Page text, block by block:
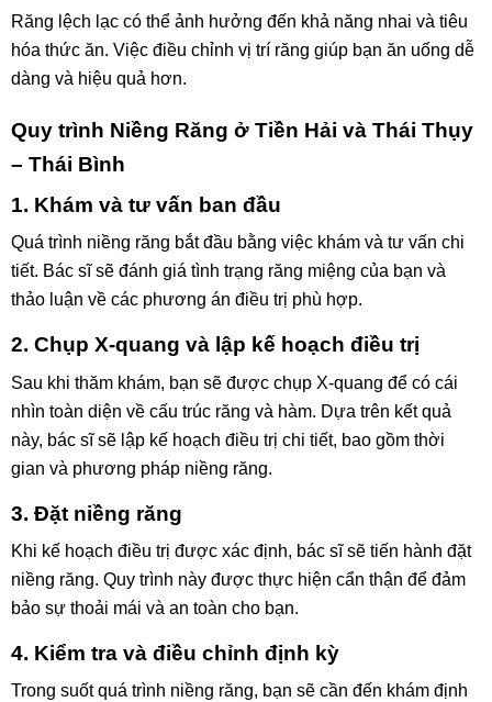
Răng lệch lạc có thể ảnh hưởng đến khả năng nhai và tiêu
hóa thức ăn. Việc điều chỉnh vị trí răng giúp bạn ăn uống dễ
dàng và hiệu quả hơn.
Quy trình Niềng Răng ở Tiền Hải và Thái Thụy
– Thái Bình
1. Khám và tư vấn ban đầu
Quá trình niềng răng bắt đầu bằng việc khám và tư vấn chi
tiết. Bác sĩ sẽ đánh giá tình trạng răng miệng của bạn và
thảo luận về các phương án điều trị phù hợp.
2. Chụp X-quang và lập kế hoạch điều trị
Sau khi thăm khám, bạn sẽ được chụp X-quang để có cái
nhìn toàn diện về cấu trúc răng và hàm. Dựa trên kết quả
này, bác sĩ sẽ lập kế hoạch điều trị chi tiết, bao gồm thời
gian và phương pháp niềng răng.
3. Đặt niềng răng
Khi kế hoạch điều trị được xác định, bác sĩ sẽ tiến hành đặt
niềng răng. Quy trình này được thực hiện cẩn thận để đảm
bảo sự thoải mái và an toàn cho bạn.
4. Kiểm tra và điều chỉnh định kỳ
Trong suốt quá trình niềng răng, bạn sẽ cần đến khám định